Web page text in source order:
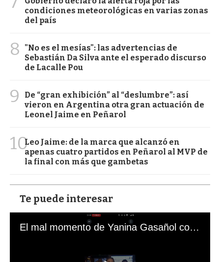
condiciones meteorológicas en varias zonas
del país
8
"No es el mesías": las advertencias de
Sebastián Da Silva ante el esperado discurso
de Lacalle Pou
9
De “gran exhibición” al “deslumbre”: así
vieron en Argentina otra gran actuación de
Leonel Jaime en Peñarol
10Leo Jaime: de la marca que alcanzó en
apenas cuatro partidos en Peñarol al MVP de
la final con más que gambetas
Te puede interesar
El mal momento de Yanina Gasañol con un hincha argentino en "Subrayado"